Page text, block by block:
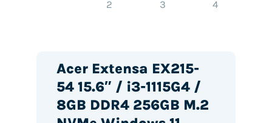
Acer Extensa EX215-
54 15.6″ / i3-1115G4 /
8GB DDR4 256GB M.2